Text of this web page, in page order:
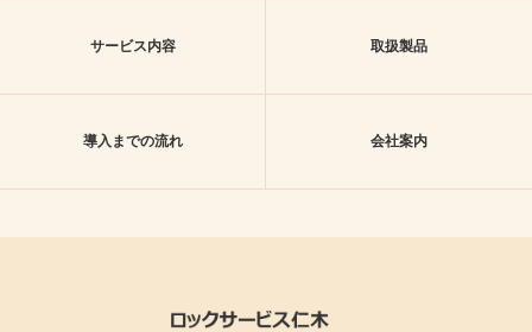
サービス内容 取扱製品
導入までの流れ 会社案内